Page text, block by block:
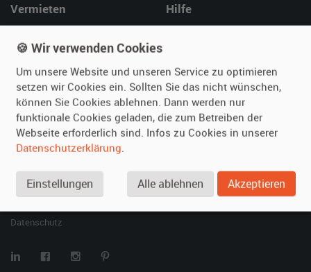
Vermieten
Fotos senden
Fragen für Vermieter
Inserat verwalten
Hilfe
Kontakt
SPECIAL
Berühmte Filmautos –
Datenschutz
🍪 Wir verwenden Cookies
Um unsere Website und unseren Service zu optimieren
setzen wir Cookies ein. Sollten Sie das nicht wünschen,
können Sie Cookies ablehnen. Dann werden nur
funktionale Cookies geladen, die zum Betreiben der
Webseite erforderlich sind. Infos zu Cookies in unserer
Datenschutzerklärung.
Einstellungen Alle ablehnen Akzeptieren